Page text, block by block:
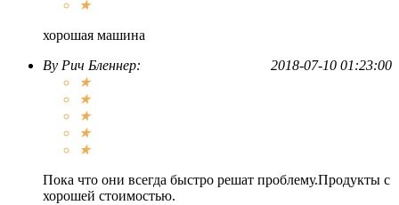
★
хорошая машина
2018-07-10 01:23:00
By Рич Бленнер:
★
★
★
★
★
Пока что они всегда быстро решат проблему.Продукты с
хорошей стоимостью.